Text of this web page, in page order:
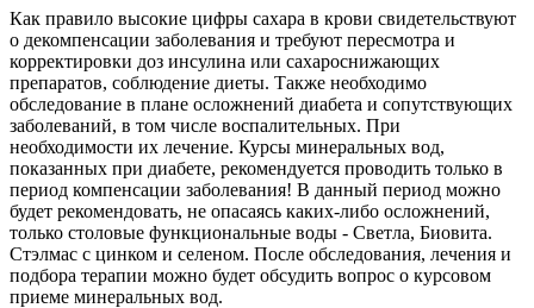
Как правило высокие цифры сахара в крови свидетельствуют
о декомпенсации заболевания и требуют пересмотра и
корректировки доз инсулина или сахароснижающих
препаратов, соблюдение диеты. Также необходимо
обследование в плане осложнений диабета и сопутствующих
заболеваний, в том числе воспалительных. При
необходимости их лечение. Курсы минеральных вод,
показанных при диабете, рекомендуется проводить только в
период компенсации заболевания! В данный период можно
будет рекомендовать, не опасаясь каких-либо осложнений,
только столовые функциональные воды - Светла, Биовита.
Стэлмас с цинком и селеном. После обследования, лечения и
подбора терапии можно будет обсудить вопрос о курсовом
приеме минеральных вод.